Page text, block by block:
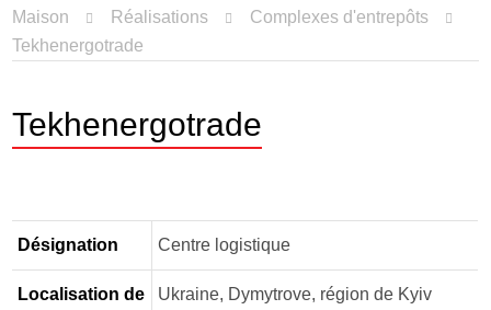
Maison Réalisations
Complexes d'entrepôts
Tekhenergotrade
Tekhenergotrade
Désignation Centre logistique
Localisation de
Ukraine, Dymytrove, région de Kyiv